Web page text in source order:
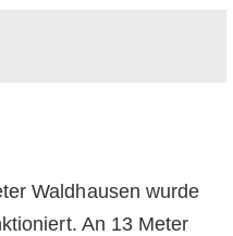
Waldhausen wurde
An 13 Meter